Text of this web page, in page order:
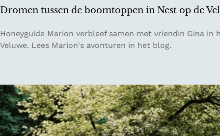
i
m
e
n
e
n
s
c
h
m
e
Dromen tussen de boomtoppen in Nest op de
D
r
n
t
u
s
Honeyguide Marion verbleef samen met vriendin Gina
Veluwe. Lees Marion's avonturen in het blog.